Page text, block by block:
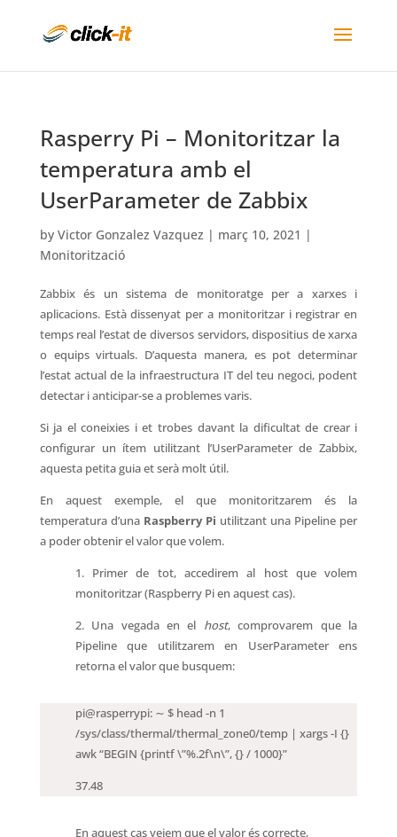
Rasperry Pi – Monitoritzar la
temperatura amb el
UserParameter de Zabbix
by Victor Gonzalez Vazquez | març 10, 2021 |
Monitorització
Zabbix és un sistema de monitoratge per a xarxes i
aplicacions. Està dissenyat per a monitoritzar i registrar en
temps real l’estat de diversos servidors, dispositius de xarxa
o equips virtuals. D’aquesta manera, es pot determinar
l’estat actual de la infraestructura IT del teu negoci, podent
detectar i anticipar-se a problemes varis.
Si ja el coneixies i et trobes davant la dificultat de crear i
configurar un ítem utilitzant l’UserParameter de Zabbix,
aquesta petita guia et serà molt útil.
En aquest exemple, el que monitoritzarem és la
temperatura d’una Raspberry Pi utilitzant una Pipeline per
a poder obtenir el valor que volem.
1. Primer de tot, accedirem al host que volem
monitoritzar (Raspberry Pi en aquest cas).
2. Una vegada en el host, comprovarem que la
Pipeline que utilitzarem en UserParameter ens
retorna el valor que busquem:
pi@rasperrypi: ∼ $ head -n 1
/sys/class/thermal/thermal_zone0/temp | xargs -I {}
awk “BEGIN {printf \”%.2f\n\”, {} / 1000}”
37.48
En aquest cas veiem que el valor és correcte,